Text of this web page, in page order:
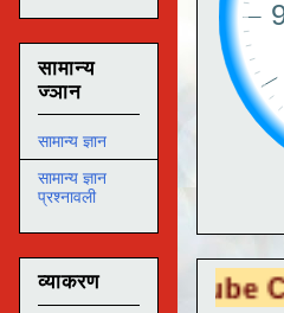
Tube Channel ला
सामान्य
ज्ञान
सामान्य ज्ञान
सामान्य ज्ञान
प्रश्नावली
व्याकरण